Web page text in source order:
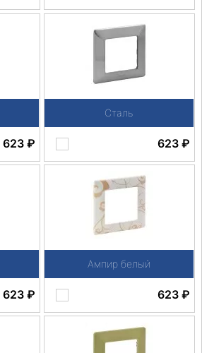
623₽
Сталь
623 ₽
623₽
Ампир белый
623 ₽